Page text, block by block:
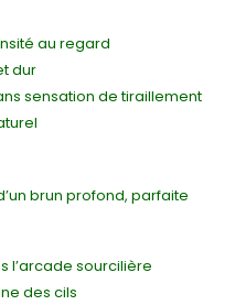
au regard
dur
sensation de tiraillement
brun profond, parfaite
l’arcade sourcilière
des cils